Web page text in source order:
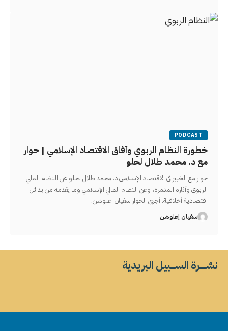
PODCAST
خطورة النظام الربوي وآفاق الاقتصاد الإسلامي | حوار
مع د. محمد طلال لحلو
حوار مع الخبير في الاقتصاد الإسلامي د. محمد طلال لحلو عن النظام المالي
الربوي وآثاره المدمرة، وعن النظام المالي الإسلامي وما يقدمه من بدائل
اقتصادية أخلاقية. أجرى الحوار سفيان اعلوشن.
سفيان إعلوشن
نشــــــرة الســــبيل البريدية